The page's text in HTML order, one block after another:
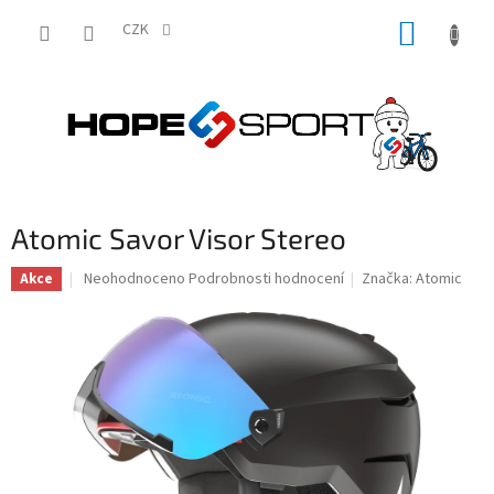
CZK
Atomic Savor Visor Stereo
Akce
Průměrné
produktu
0,0
z
5
hvězdiček.
Neohodnoceno Podrobnosti hodnocení Značka:Atomic